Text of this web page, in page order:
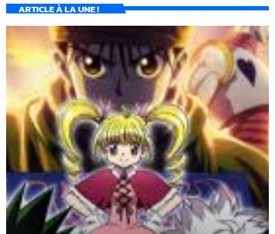
ARTICLE À LA UNE !